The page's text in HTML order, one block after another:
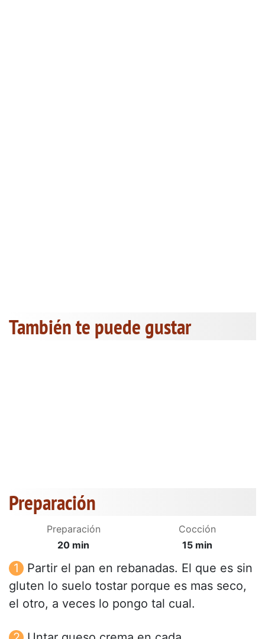
También te puede gustar
Preparación
Preparación
20 min
Cocción
15 min
Partir el pan en rebanadas. El que es sin
gluten lo suelo tostar porque es mas seco,
el otro, a veces lo pongo tal cual.